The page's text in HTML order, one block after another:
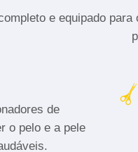
e equipado
de
o pelo e a pele